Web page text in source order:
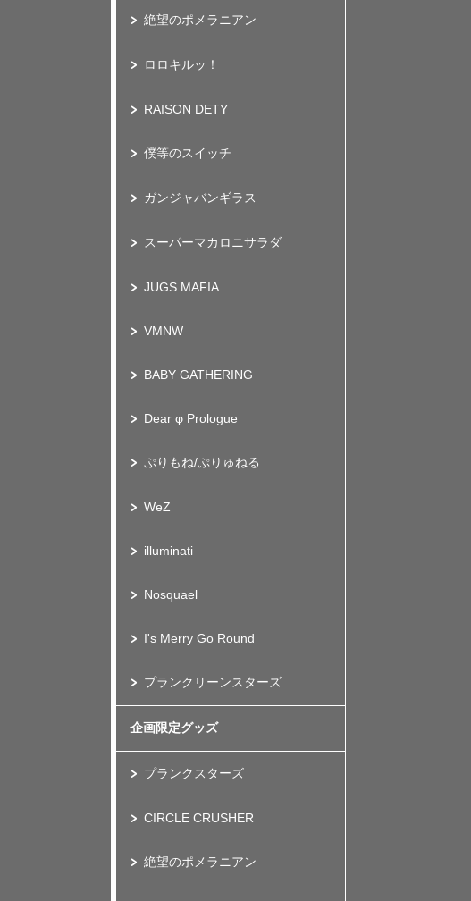
絶望のポメラニアン
ロロキルッ！
RAISON DETY
僕等のスイッチ
ガンジャバンギラス
スーパーマカロニサラダ
JUGS MAFIA
VMNW
BABY GATHERING
Dear φ Prologue
ぷりもね/ぷりゅねる
WeZ
illuminati
Nosquael
I's Merry Go Round
プランクリーンスターズ
企画限定グッズ
プランクスターズ
CIRCLE CRUSHER
絶望のポメラニアン